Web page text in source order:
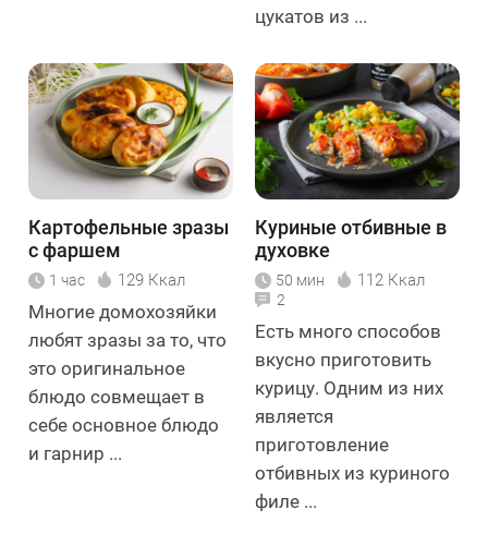
цукатов из ...
Картофельные зразы
с фаршем
1 час 129 Ккал
Многие домохозяйки
любят зразы за то, что
это оригинальное
блюдо совмещает в
себе основное блюдо
и гарнир ...
Куриные отбивные в
духовке
50 мин 112 Ккал
2
Есть много способов
вкусно приготовить
курицу. Одним из них
является
приготовление
отбивных из куриного
филе ...